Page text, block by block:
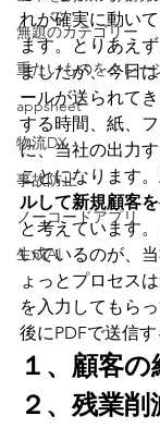
無題のカテゴリー
重たいものをクレー
appsheet
物流DX
事故防止
ノーコードアプリ
生成AI
れが確実に動い
ます。とりあえ
ましたが、今日
ールが送られて
する時間、紙、
に、当社の出力
ことになります。
ルして新規顧客
と考えています
いているのが、
ょっとプロセス
を入力してもら
後にPDFで送信す
１、顧客
２、残業削